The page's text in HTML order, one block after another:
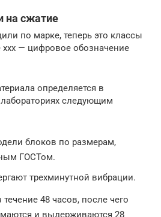
на сжатие
по марке, теперь это классы
ххх — цифровое обозначение
определяется в
следующим
блоков по размерам,
ГОСТом.
трехминутной вибрации.
48 часов, после чего
и выдерживаются 28